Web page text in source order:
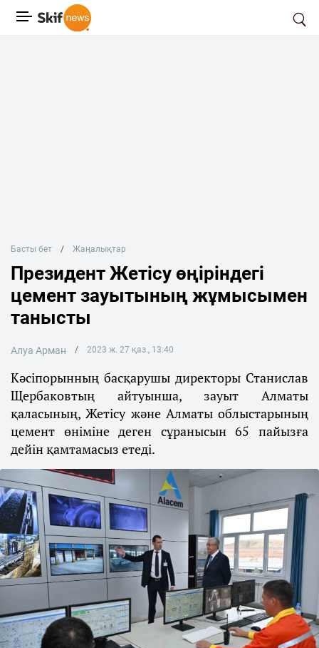
Басты бет Жаңалықтар
Президент Жетісу өңіріндегі
цемент зауытының жұмысымен
танысты
Алуа Арман 2023 ж. 27 қаз., 13:40
Кәсіпорынның басқарушы директоры Станислав
Щербаковтың айтуынша, зауыт Алматы
қаласының, Жетісу және Алматы облыстарының
цемент өніміне деген сұранысын 65 пайызға
дейін қамтамасыз етеді.